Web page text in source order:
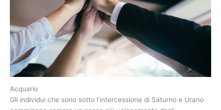
Acquario
Gli individui che sono sotto l’intercessione di Saturno e Urano